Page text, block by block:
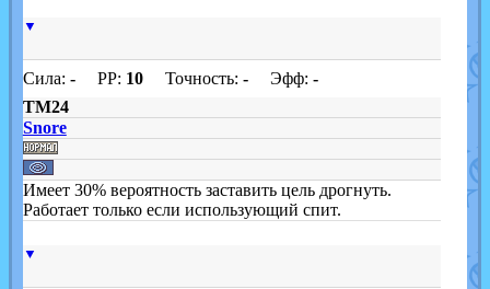
▼
Сила: -PP: 10Точность: -Эфф: -
TM24
Snore
Имеет 30% вероятность заставить цель дрогнуть.
Работает только если использующий спит.
▼